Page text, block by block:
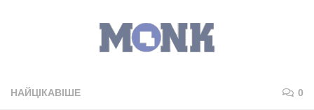
НАЙЦІКАВІШЕ 0